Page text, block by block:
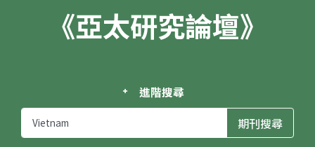
《亞太研究論壇》
進階搜尋